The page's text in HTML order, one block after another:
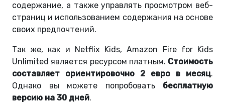
содержание, а также управлять просмотром веб-
страниц и использованием содержания на основе
своих предпочтений.
Так же, как и Netflix Kids, Amazon Fire for Kids
Unlimited является ресурсом платным. Стоимость
составляет ориентировочно 2 евро в месяц.
Однако вы можете попробовать бесплатную
версию на 30 дней.